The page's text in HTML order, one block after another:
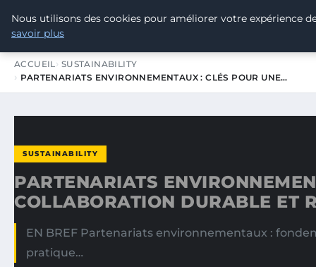
TOUR DE FRANCE POUR LE
ACCUEIL SUSTAINABILITY
PARTENARIATS ENVIRONNEMENTAUX : CLÉS POUR UNE…
SUSTAINABILITY
PARTENARIATS
COLLABORATION DURABLE ET
EN BREF Partenariats environnementaux :
pratique…
Nous utilisons des cookies pour améliorer votre expérience
savoir plus